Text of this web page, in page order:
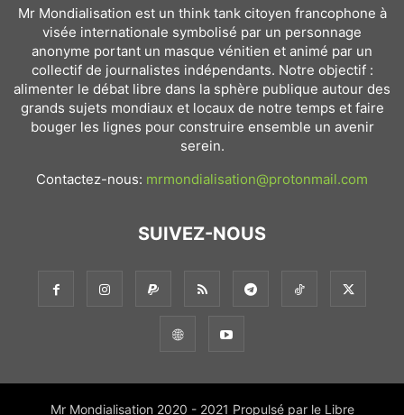
Mr Mondialisation est un think tank citoyen francophone à
visée internationale symbolisé par un personnage
anonyme portant un masque vénitien et animé par un
collectif de journalistes indépendants. Notre objectif :
alimenter le débat libre dans la sphère publique autour des
grands sujets mondiaux et locaux de notre temps et faire
bouger les lignes pour construire ensemble un avenir
serein.
Contactez-nous: mrmondialisation@protonmail.com
SUIVEZ-NOUS
Mr Mondialisation 2020 - 2021 Propulsé par le Libre